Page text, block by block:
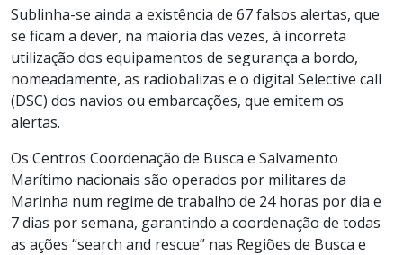
Sublinha-se ainda a existência de 67 falsos alertas, que
se ficam a dever, na maioria das vezes, à incorreta
utilização dos equipamentos de segurança a bordo,
nomeadamente, as radiobalizas e o digital Selective call
(DSC) dos navios ou embarcações, que emitem os
alertas.
Os Centros Coordenação de Busca e Salvamento
Marítimo nacionais são operados por militares da
Marinha num regime de trabalho de 24 horas por dia e
7 dias por semana, garantindo a coordenação de todas
as ações “search and rescue” nas Regiões de Busca e